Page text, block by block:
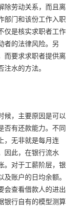
除劳动关系，而且离
部门和该份工作入职
仅是核实求职者工作
者的法律风险。另
而要求求职者提供离
水的方法。
候，主要原因是可以
否有还款能力。不同
，无非就是每月连
因此，在银行流水
。对于工薪阶层，银
账户的日均余额。
会查看借款人的进出
银行自有的模型测算